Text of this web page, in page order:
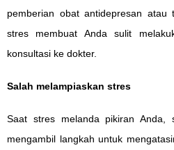
pemberian obat antidepresan atau
stres membuat Anda sulit
konsultasi ke dokter.
Salah melampiaskan stres
Saat stres melanda pikiran Anda,
mengambil langkah untuk